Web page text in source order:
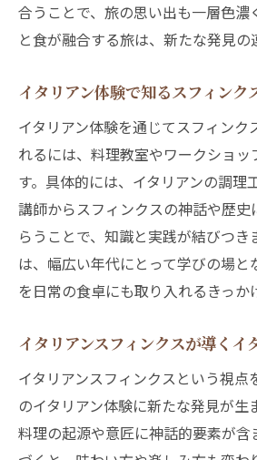
合うことで、旅の思い出も一層色濃
と食が融合する旅は、新たな発見の
イタリアン体験で知るスフィンク
イタリアン体験を通じてスフィンク
れるには、料理教室やワークショ
す。具体的には、イタリアンの調理
講師からスフィンクスの神話や歴史
らうことで、知識と実践が結びつき
は、幅広い年代にとって学びの場と
を日常の食卓にも取り入れるきっか
イタリアンスフィンクスが導くイ
イタリアンスフィンクスという視点
のイタリアン体験に新たな発見が生
料理の起源や意匠に神話的要素が